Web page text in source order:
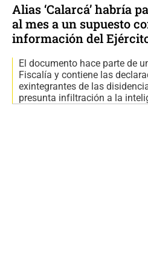
Alias ‘Calarcá’ habría
al mes a un supuesto
información del
El documento hace parte de
Fiscalía y contiene las
exintegrantes de las
presunta infiltración a la